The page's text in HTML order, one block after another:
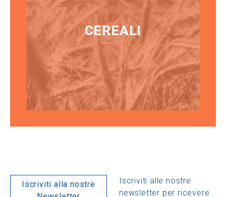
CEREALI
Iscriviti alla nostre
Iscriviti alle nostre
newsletter per ricevere